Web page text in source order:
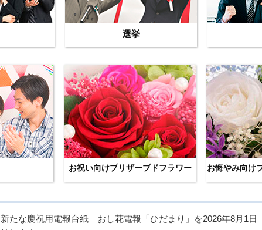
選挙
お祝い向けプリザーブドフラワー お悔やみ向け
新たな慶祝用電報台紙 おし花電報「ひだまり」を2026年8月1日